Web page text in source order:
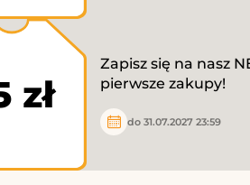
zł
Zapisz się na nasz
pierwsze zakupy!
do 31.07.2027 23:59